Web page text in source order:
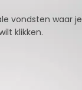
vondsten waar je
klikken.